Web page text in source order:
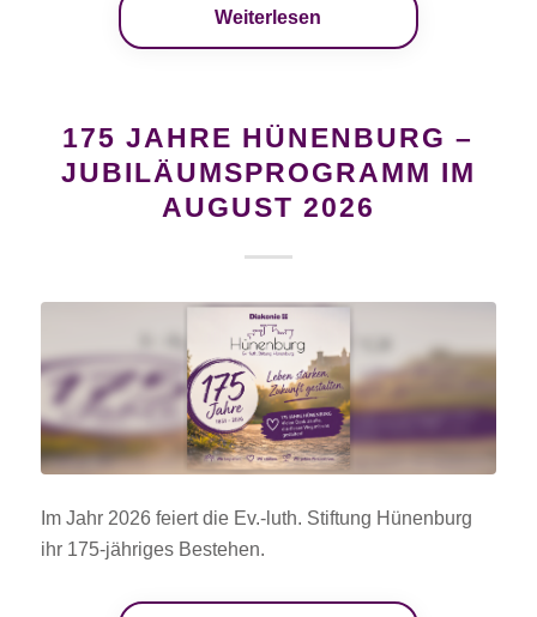
Weiterlesen
175 JAHRE HÜNENBURG –
JUBILÄUMSPROGRAMM IM
AUGUST 2026
Im Jahr 2026 feiert die Ev.-luth. Stiftung Hünenburg
ihr 175-jähriges Bestehen.